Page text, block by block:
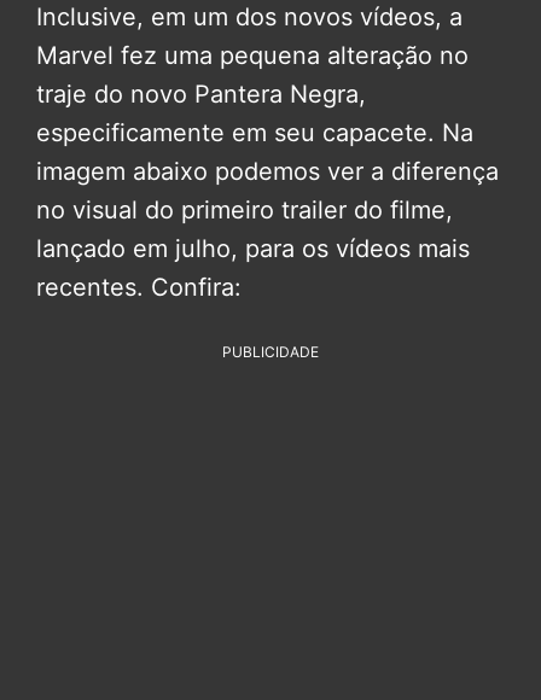
Inclusive, em um dos novos vídeos, a
Marvel fez uma pequena alteração no
traje do novo Pantera Negra,
especificamente em seu capacete. Na
imagem abaixo podemos ver a diferença
no visual do primeiro trailer do filme,
lançado em julho, para os vídeos mais
recentes. Confira:
PUBLICIDADE